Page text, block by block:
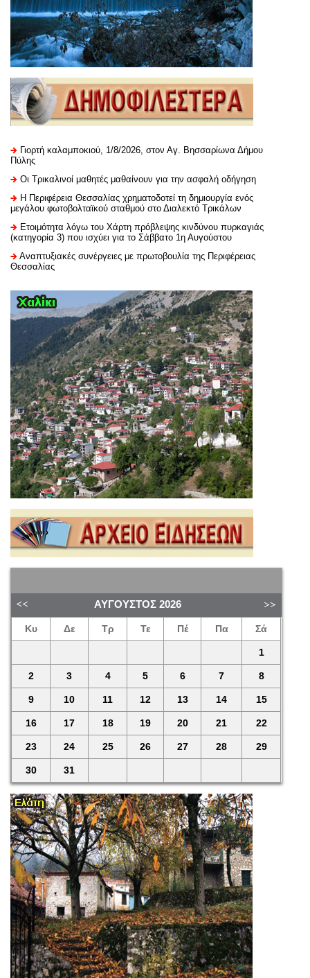
Γιορτή καλαμποκιού, 1/8/2026, στον Αγ. Βησσαρίωνα Δήμου
Πύλης
Οι Τρικαλινοί μαθητές μαθαίνουν για την ασφαλή οδήγηση
H Περιφέρεια Θεσσαλίας χρηματοδοτεί τη δημιουργία ενός
μεγάλου φωτοβολταϊκού σταθμού στο Διαλεκτό Τρικάλων
Ετοιμότητα λόγω του Χάρτη πρόβλεψης κινδύνου πυρκαγιάς
(κατηγορία 3) που ισχύει για το Σάββατο 1η Αυγούστου
Αναπτυξιακές συνέργειες με πρωτοβουλία της Περιφέρειας
Θεσσαλίας
ΑΎΓΟΥΣΤΟΣ 2026
Κυ Δε Τρ Τε Πέ Πα Σά
1
2 3 4 5 6 7 8
9 10 11 12 13 14 15
16 17 18 19 20 21 22
23 24 25 26 27 28 29
30 31